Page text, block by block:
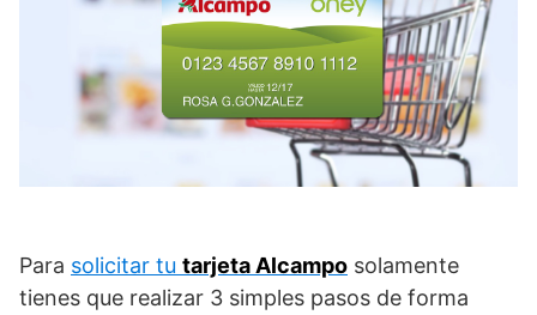
Para solicitar tu tarjeta Alcampo solamente
tienes que realizar 3 simples pasos de forma